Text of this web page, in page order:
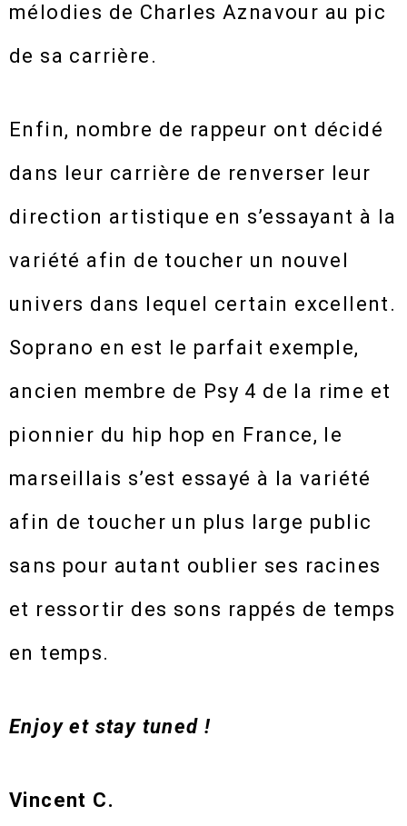
mélodies de Charles Aznavour au pic
de sa carrière.
Enfin, nombre de rappeur ont décidé
dans leur carrière de renverser leur
direction artistique en s’essayant à la
variété afin de toucher un nouvel
univers dans lequel certain excellent.
Soprano en est le parfait exemple,
ancien membre de Psy 4 de la rime et
pionnier du hip hop en France, le
marseillais s’est essayé à la variété
afin de toucher un plus large public
sans pour autant oublier ses racines
et ressortir des sons rappés de temps
en temps.
Enjoy et stay tuned !
Vincent C.